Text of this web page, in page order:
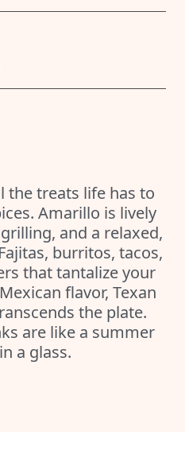
the treats life has to
Amarillo is lively
and a relaxed,
burritos, tacos,
that tantalize your
flavor, Texan
the plate.
are like a summer
a glass.